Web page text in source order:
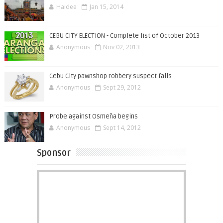
Haidee Jan 15, 2014
CEBU CITY ELECTION - Complete list of October 2013
Anonymous Nov 02, 2013
Cebu City pawnshop robbery suspect falls
Anonymous Sept 29, 2012
Probe against Osmeña begins
Anonymous Sept 14, 2012
Sponsor